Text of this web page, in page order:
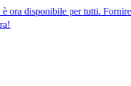
per tutti. Fornire